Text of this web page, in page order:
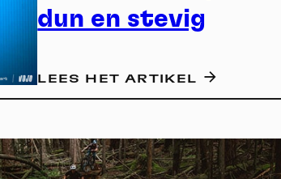
dun en stevig
LEES HET ARTIKEL